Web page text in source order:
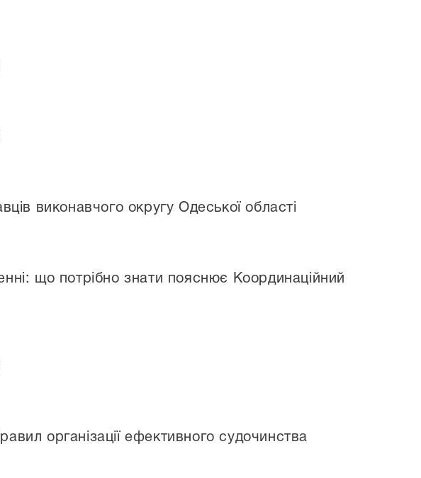
виконавчого округу Одеської області
що потрібно знати пояснює Координаційний
організації ефективного судочинства